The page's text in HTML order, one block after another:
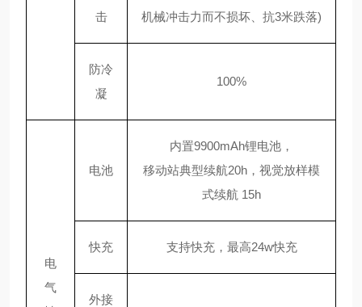
击
机械冲击力而不损坏、抗3米跌落)
防冷
凝
100%
电
气
电池
内置9900mAh锂电池，
移动站典型续航20h，视觉放样模
式续航 15h
快充 支持快充，最高24w快充
外接